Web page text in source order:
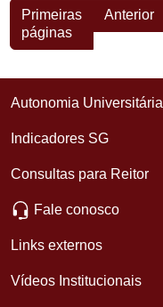
Primeiras
páginas
Anterior
Autonomia Universitária
Indicadores SG
Consultas para Reitor
Fale conosco
Links externos
Vídeos Institucionais